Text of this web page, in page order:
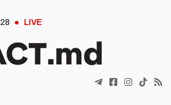
28 LIVE